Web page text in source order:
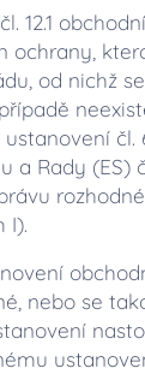
12.1
ochrany,
od nichž
čl.
a Rady (ES)
I).
nebo se